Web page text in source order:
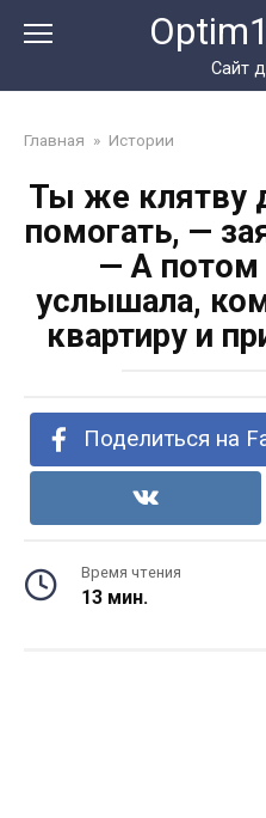
Сайт
Главная » Истории
Ты же клятву
помогать, —
— А потом
услышала,
квартиру и
Поделиться на
Время чтения
13 мин.